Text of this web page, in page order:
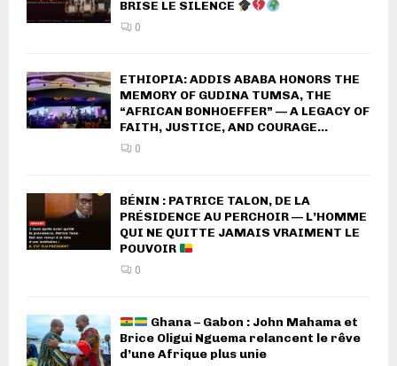
BRISE LE SILENCE
0
ETHIOPIA: ADDIS ABABA HONORS THE
MEMORY OF GUDINA TUMSA, THE
“AFRICAN BONHOEFFER” — A LEGACY OF
FAITH, JUSTICE, AND COURAGE...
0
BÉNIN : PATRICE TALON, DE LA
PRÉSIDENCE AU PERCHOIR — L’HOMME
QUI NE QUITTE JAMAIS VRAIMENT LE
POUVOIR
0
Ghana – Gabon : John Mahama et
Brice Oligui Nguema relancent le rêve
d’une Afrique plus unie